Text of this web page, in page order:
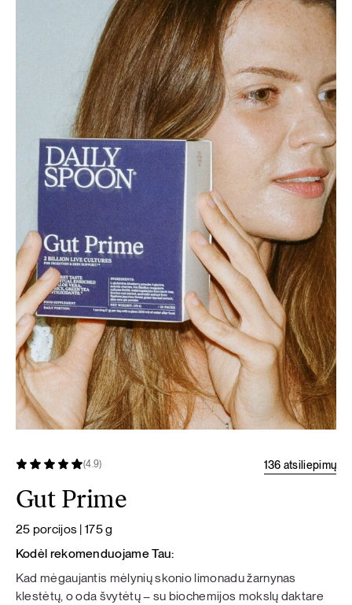
(4.9) 136 atsiliepimų
Gut Prime
25 porcijos | 175 g
Kodėl rekomenduojame Tau:
Kad mėgaujantis mėlynių skonio limonadu žarnynas
klestėtų, o oda švytėtų – su biochemijos mokslų daktare